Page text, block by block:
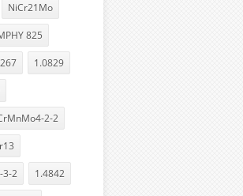
NiCr21Mo
825
1.0829
2-2
3-2 1.4842